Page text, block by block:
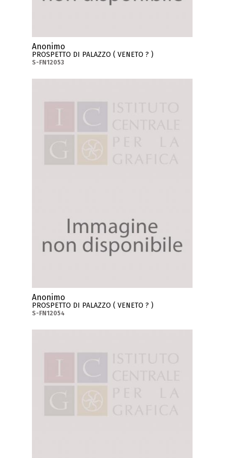
Anonimo
PROSPETTO DI PALAZZO ( VENETO ? )
S-FN12053
Anonimo
PROSPETTO DI PALAZZO ( VENETO ? )
S-FN12054